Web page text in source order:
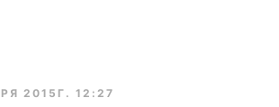
2015Г. 12:27